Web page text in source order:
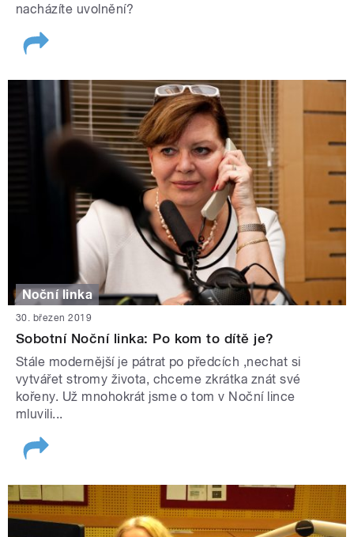
nacházíte uvolnění?
Noční linka
30. březen 2019
Sobotní Noční linka: Po kom to dítě je?
Stále modernější je pátrat po předcích ,nechat si
vytvářet stromy života, chceme zkrátka znát své
kořeny. Už mnohokrát jsme o tom v Noční lince
mluvili...